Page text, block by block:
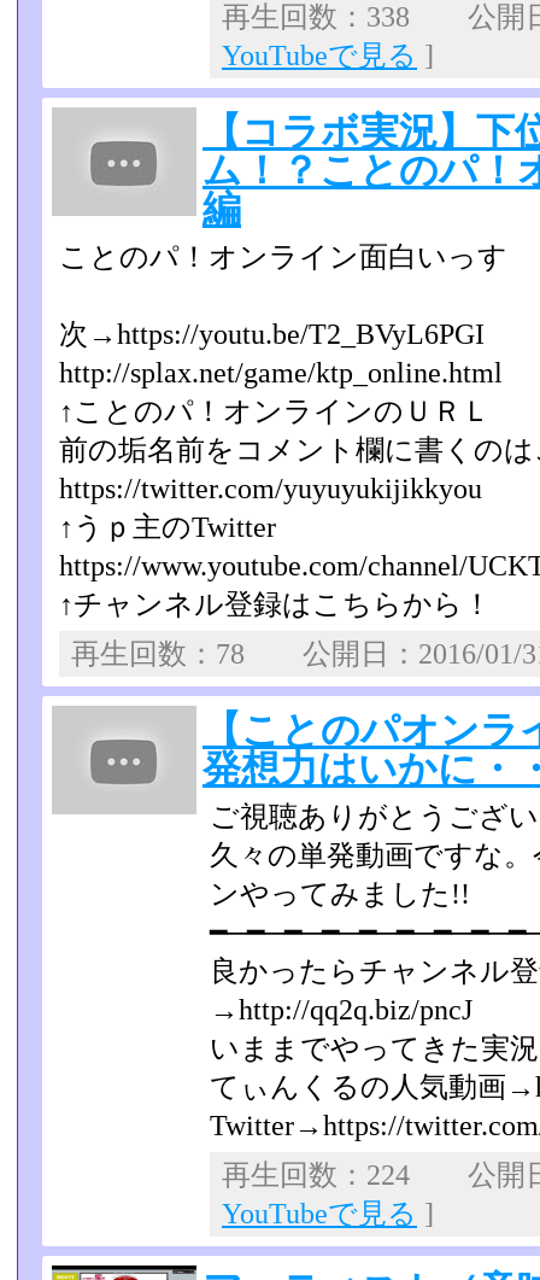
再生回数：338 公開
YouTubeで見る ]
【コラボ実況】下
ム！？ことのパ
編
ことのパ！オンライン面白いっす
次→https://youtu.be/T2_BVyL6PGI
http://splax.net/game/ktp_online.html
↑ことのパ！オンラインのＵＲＬ
前の垢名前をコメント欄に書くの
https://twitter.com/yuyuyukijikkyou
↑うｐ主のTwitter
https://www.youtube.com/channel/
↑チャンネル登録はこちらから！
再生回数：78 公開日：2016/
【ことのパオン
発想力はいかに・
ご視聴ありがとうござ
久々の単発動画ですな
ンやってみました!!
良かったらチャンネル
→http://qq2q.biz/pncJ
いままでやってきた実
てぃんくるの人気動画
Twitter→https://
再生回数：224 公開
YouTubeで見る ]